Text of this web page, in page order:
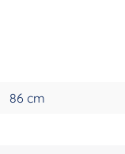
86 cm